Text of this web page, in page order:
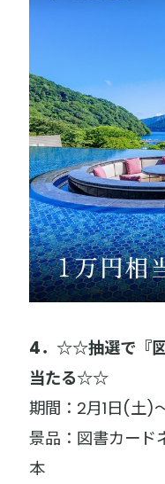
4．☆☆抽選で『図
当たる☆☆
期間：2月1日(土)
景品：図書カー
本